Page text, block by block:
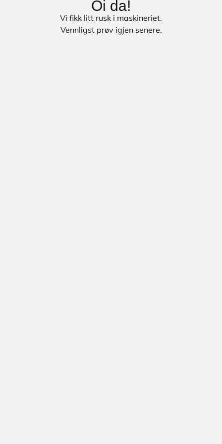
Oi da!
Vi fikk litt rusk i maskineriet.
Vennligst prøv igjen senere.